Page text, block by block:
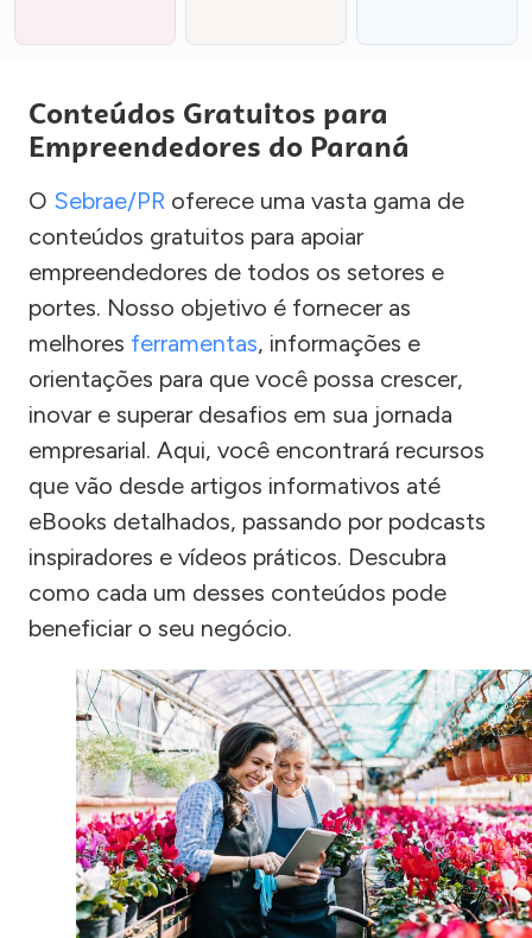
Conteúdos Gratuitos para
Empreendedores do Paraná
O Sebrae/PR oferece uma vasta gama de
conteúdos gratuitos para apoiar
empreendedores de todos os setores e
portes. Nosso objetivo é fornecer as
melhores ferramentas, informações e
orientações para que você possa crescer,
inovar e superar desafios em sua jornada
empresarial. Aqui, você encontrará recursos
que vão desde artigos informativos até
eBooks detalhados, passando por podcasts
inspiradores e vídeos práticos. Descubra
como cada um desses conteúdos pode
beneficiar o seu negócio.